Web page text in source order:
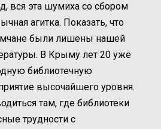
вся эта шумиха со сбором
агитка. Показать, что
были лишены нашей
В Крыму лет 20 уже
библиотечную
высочайшего уровня.
там, где библиотеки
трудности с